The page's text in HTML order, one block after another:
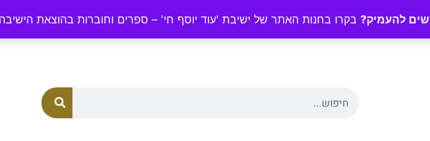
להעמיק? בקרו בחנות האתר של ישיבת 'עוד יוסף חי' – ספרים וחוברות בהוצאת
058-7701560